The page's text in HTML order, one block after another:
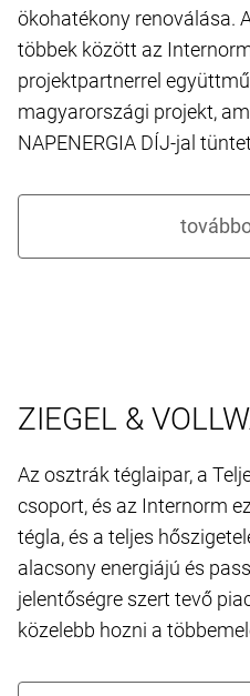
ökohatékony renoválása.
többek között az
projektpartnerrel
magyarországi projekt,
NAPENERGIA DÍJ-jal
ZIEGEL &
Az osztrák téglaipar, a
csoport, és az Internorm
tégla, és a teljes
alacsony energiájú és
jelentőségre szert tevő
közelebb hozni a